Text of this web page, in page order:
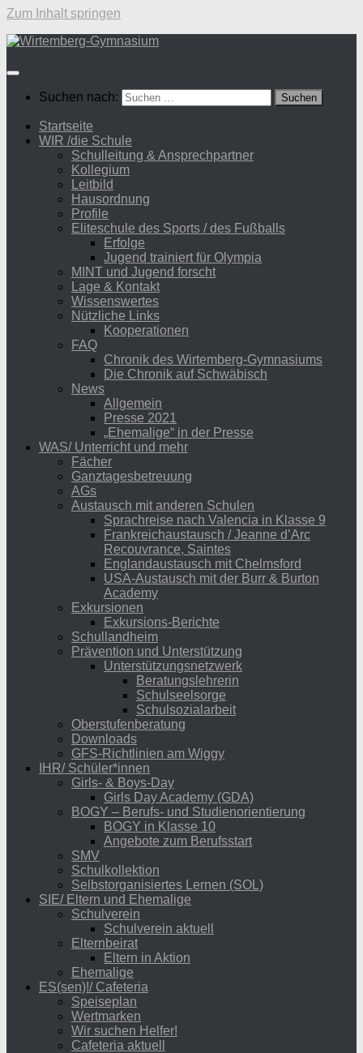
Zum Inhalt springen
Suchen nach:
Startseite
WIR /die Schule
Schulleitung & Ansprechpartner
Kollegium
Leitbild
Hausordnung
Profile
Eliteschule des Sports / des Fußballs
Erfolge
Jugend trainiert für Olympia
MINT und Jugend forscht
Lage & Kontakt
Wissenswertes
Nützliche Links
Kooperationen
FAQ
Chronik des Wirtemberg-Gymnasiums
Die Chronik auf Schwäbisch
News
Allgemein
Presse 2021
„Ehemalige“ in der Presse
WAS/ Unterricht und mehr
Fächer
Ganztagesbetreuung
AGs
Austausch mit anderen Schulen
Sprachreise nach Valencia in Klasse 9
Frankreichaustausch / Jeanne d’Arc
Recouvrance, Saintes
Englandaustausch mit Chelmsford
USA-Austausch mit der Burr & Burton
Academy
Exkursionen
Exkursions-Berichte
Schullandheim
Prävention und Unterstützung
Unterstützungsnetzwerk
Beratungslehrerin
Schulseelsorge
Schulsozialarbeit
Oberstufenberatung
Downloads
GFS-Richtlinien am Wiggy
IHR/ Schüler*innen
Girls- & Boys-Day
Girls Day Academy (GDA)
BOGY – Berufs- und Studienorientierung
BOGY in Klasse 10
Angebote zum Berufsstart
SMV
Schulkollektion
Selbstorganisiertes Lernen (SOL)
SIE/ Eltern und Ehemalige
Schulverein
Schulverein aktuell
Elternbeirat
Eltern in Aktion
Ehemalige
ES(sen)!/ Cafeteria
Speiseplan
Wertmarken
Wir suchen Helfer!
Cafeteria aktuell